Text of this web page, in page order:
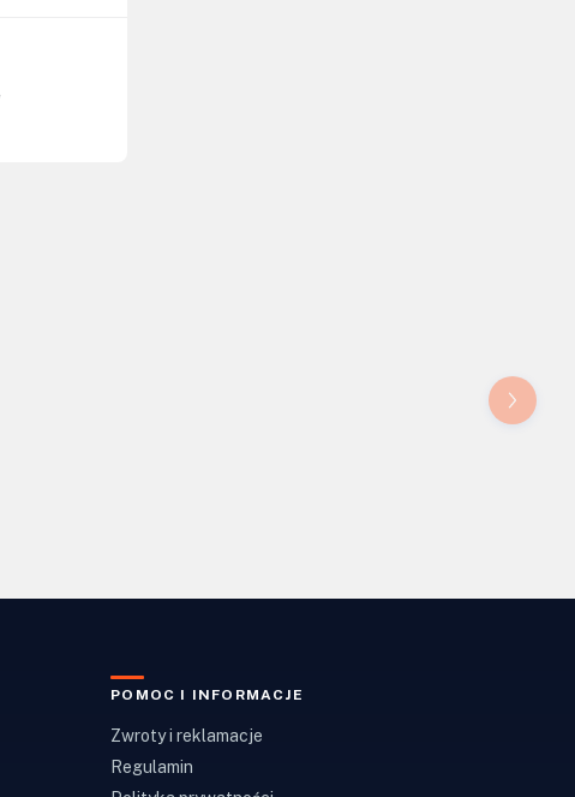
POMOC I INFORMACJE
Zwroty i reklamacje
Regulamin